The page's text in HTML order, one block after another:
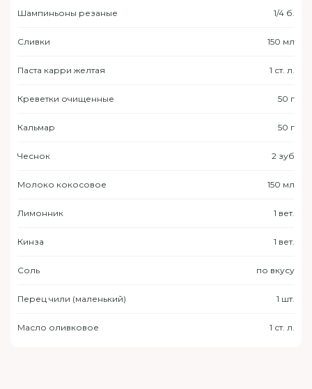
Шампиньоны резаные 1/4 б.
Сливки 150 мл
Паста карри желтая 1 ст. л.
Креветки очищенные 50 г
Кальмар 50 г
Чеснок 2 зуб
Молоко кокосовое 150 мл
Лимонник 1 вет.
Кинза 1 вет.
Соль по вкусу
Перец чили (маленький) 1 шт.
Масло оливковое 1 ст. л.